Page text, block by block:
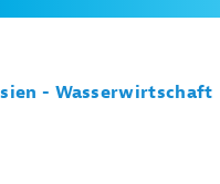
- Wasserwirtschaft